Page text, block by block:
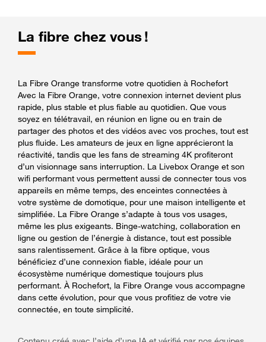
La fibre chez vous !
La Fibre Orange transforme votre quotidien à Rochefort
Avec la Fibre Orange, votre connexion internet devient plus
rapide, plus stable et plus fiable au quotidien. Que vous
soyez en télétravail, en réunion en ligne ou en train de
partager des photos et des vidéos avec vos proches, tout est
plus fluide. Les amateurs de jeux en ligne apprécieront la
réactivité, tandis que les fans de streaming 4K profiteront
d’un visionnage sans interruption. La Livebox Orange et son
wifi performant vous permettent aussi de connecter tous vos
appareils en même temps, des enceintes connectées à
votre système de domotique, pour une maison intelligente et
simplifiée. La Fibre Orange s’adapte à tous vos usages,
même les plus exigeants. Binge-watching, collaboration en
ligne ou gestion de l’énergie à distance, tout est possible
sans ralentissement. Grâce à la fibre optique, vous
bénéficiez d’une connexion fiable, idéale pour un
écosystème numérique domestique toujours plus
performant. À Rochefort, la Fibre Orange vous accompagne
dans cette évolution, pour que vous profitiez de votre vie
connectée, en toute simplicité.